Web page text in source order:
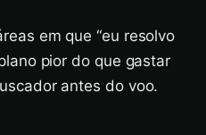
em que “eu resolvo
pior do que gastar
antes do voo.